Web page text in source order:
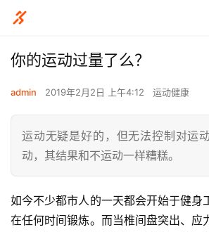
你的运动过量了么？
admin 2019年2月2日 上午4:12 运动健康
运动无疑是好的，但无法控制对运
动，其结果和不运动一样糟糕。
如今不少都市人的一天都会开始于健身
在任何时间锻炼。而当椎间盘突出、应